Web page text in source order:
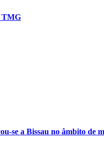
TMG
se a Bissau no âmbito de